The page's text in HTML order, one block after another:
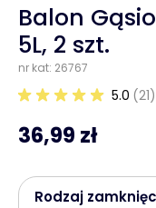
Balon
5L, 2 szt.
nr kat: 26767
5.0
36,99 zł
Rodzaj